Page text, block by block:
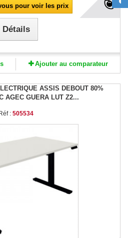
pour voir les prix
Détails
Ajouter au comparateur
ASSIS DEBOUT 80%
AGEC GUERA LUT Z2...
Réf : 505534